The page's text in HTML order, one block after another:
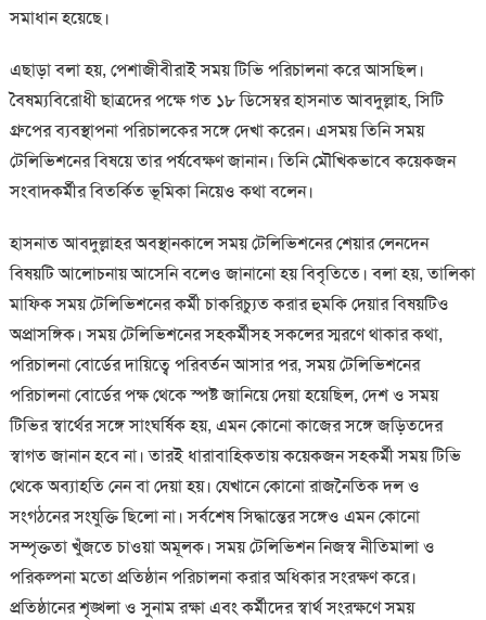
সমাধান হয়েছে।
এছাড়া বলা হয়, পেশাজীবীরাই সময় টিভি পরিচালনা করে আসছিল।
বৈষম্যবিরোধী ছাত্রদের পক্ষে গত ১৮ ডিসেম্বর হাসনাত আবদুল্লাহ, সিটি
গ্রুপের ব্যবস্থাপনা পরিচালকের সঙ্গে দেখা করেন। এসময় তিনি সময়
টেলিভিশনের বিষয়ে তার পর্যবেক্ষণ জানান। তিনি মৌখিকভাবে কয়েকজন
সংবাদকর্মীর বিতর্কিত ভূমিকা নিয়েও কথা বলেন।
হাসনাত আবদুল্লাহর অবস্থানকালে সময় টেলিভিশনের শেয়ার লেনদেন
বিষয়টি আলোচনায় আসেনি বলেও জানানো হয় বিবৃতিতে। বলা হয়, তালিকা
মাফিক সময় টেলিভিশনের কর্মী চাকরিচ্যুত করার হুমকি দেয়ার বিষয়টিও
অপ্রাসঙ্গিক। সময় টেলিভিশনের সহকর্মীসহ সকলের স্মরণে থাকার কথা,
পরিচালনা বোর্ডের দায়িত্বে পরিবর্তন আসার পর, সময় টেলিভিশনের
পরিচালনা বোর্ডের পক্ষ থেকে স্পষ্ট জানিয়ে দেয়া হয়েছিল, দেশ ও সময়
টিভির স্বার্থের সঙ্গে সাংঘর্ষিক হয়, এমন কোনো কাজের সঙ্গে জড়িতদের
স্বাগত জানান হবে না। তারই ধারাবাহিকতায় কয়েকজন সহকর্মী সময় টিভি
থেকে অব্যাহতি নেন বা দেয়া হয়। যেখানে কোনো রাজনৈতিক দল ও
সংগঠনের সংযুক্তি ছিলো না। সর্বশেষ সিদ্ধান্তের সঙ্গেও এমন কোনো
সম্পৃক্ততা খুঁজতে চাওয়া অমূলক। সময় টেলিভিশন নিজস্ব নীতিমালা ও
পরিকল্পনা মতো প্রতিষ্ঠান পরিচালনা করার অধিকার সংরক্ষণ করে।
প্রতিষ্ঠানের শৃঙ্খলা ও সুনাম রক্ষা এবং কর্মীদের স্বার্থ সংরক্ষণে সময়